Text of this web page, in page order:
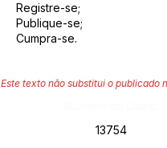
Registre-se;
Publique-se;
Cumpra-se.
Este texto não substitui o publicado
13754